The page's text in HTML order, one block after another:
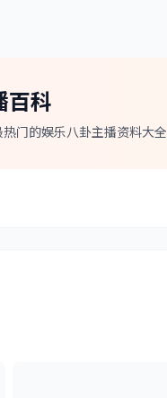
百科
门的娱乐八卦主播资料大全